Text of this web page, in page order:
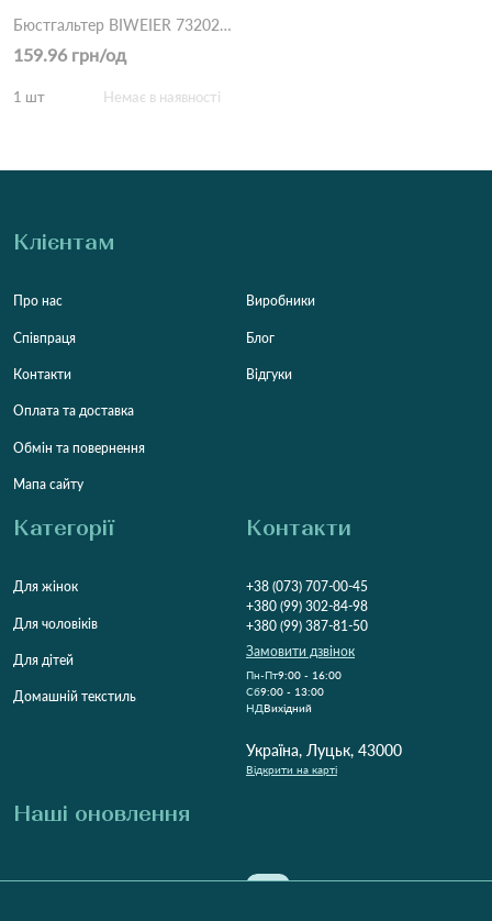
Бюстгальтер BIWEIER 73202#D 5,2 Чорний
159.96 грн/од
1 шт Немає в наявності
Клієнтам
Про нас
Співпраця
Контакти
Оплата та доставка
Обмін та повернення
Мапа сайту
Виробники
Блог
Відгуки
Категорії
Для жінок
Для чоловіків
Для дітей
Домашній текстиль
Контакти
+38 (073) 707-00-45
+380 (99) 302-84-98
+380 (99) 387-81-50
Замовити дзвінок
Пн-Пт9:00 - 16:00
Cб9:00 - 13:00
НДВихідний
Україна, Луцьк, 43000
Відкрити на карті
Наші оновлення